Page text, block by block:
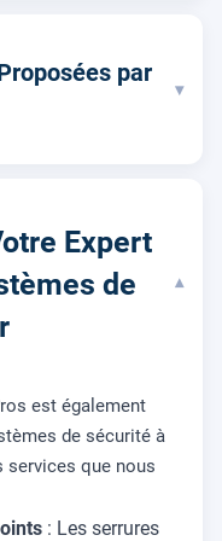
par
▾
Expert
de
▾
est également
de sécurité à
services que nous
: Les serrures